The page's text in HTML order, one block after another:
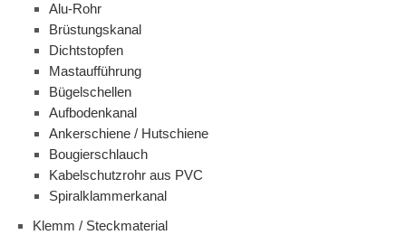
Alu-Rohr
Brüstungskanal
Dichtstopfen
Mastaufführung
Bügelschellen
Aufbodenkanal
Ankerschiene / Hutschiene
Bougierschlauch
Kabelschutzrohr aus PVC
Spiralklammerkanal
Klemm / Steckmaterial